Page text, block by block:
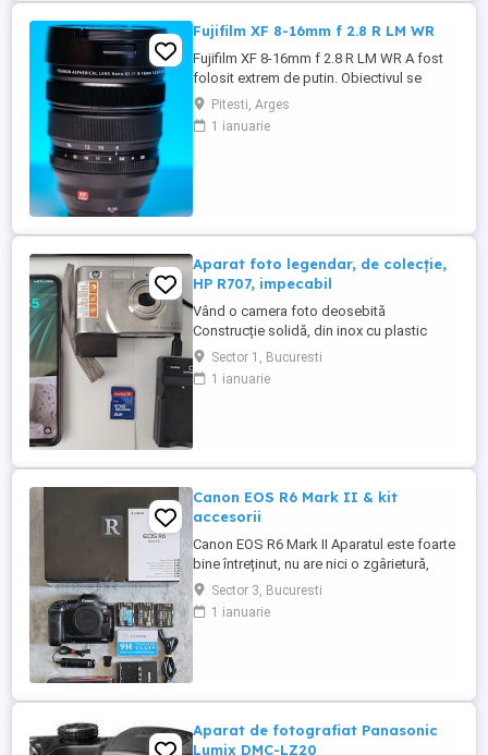
Fujifilm XF 8-16mm f 2.8 R LM WR
Fujifilm XF 8-16mm f 2.8 R LM WR A fost
folosit extrem de putin. Obiectivul se
prezinta intr-o stare buna de functionare si
se vinde cu cutia originala.
Pitesti, Arges
1 ianuarie
Aparat foto legendar, de colecție,
HP R707, impecabil
Vând o camera foto deosebită
Construcție solidă, din inox cu plastic
Foarte mică și ființă. Include încărcător,
card SD și acumulator original Impecabil
Sector 1, Bucuresti
1 ianuarie
Canon EOS R6 Mark II & kit
accesorii
Canon EOS R6 Mark II Aparatul este foarte
bine întreținut, nu are nici o zgârietură,
funcționează perfect. Cumpărat în 2023,
sunt primul și unicul proprietar, pot
prezenta factura de cumpărare. Estimez
Sector 3, Bucuresti
1 ianuarie
Aparat de fotografiat Panasonic
Lumix DMC-LZ20